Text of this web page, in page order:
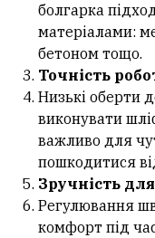
болгарка
матеріалами:
бетоном тощо.
Точність
Низькі оберти
виконувати
важливо для
пошкодитися
Зручність
Регулювання
комфорт під